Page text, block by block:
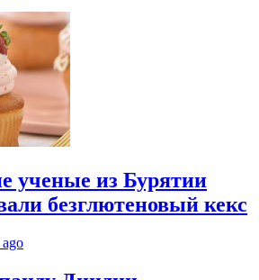
ученые из Бурятии
безглютеновый кекс
ago